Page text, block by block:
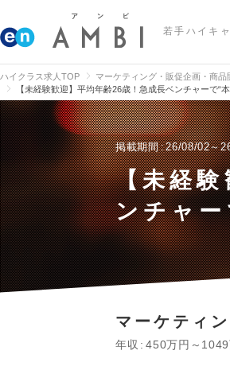
若手ハイキ
ハイクラス求人TOP マーケティング・販促企画・商品
【未経験歓迎】平均年齢26歳！急成長ベンチャーで“
掲載期間 26/08/02～
【未経
ンチャ
マーケティ
年収 450万円～1049